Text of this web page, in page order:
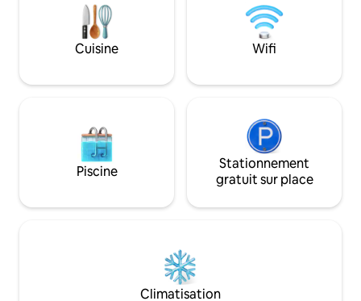
d'une douche en marbre pour
2 personnes, d'une terrasse avant privée
avec des sièges pour 4 personnes, d'un
spa Solana pour 2 personnes. Parfait
enfants. Peint récemment en bleu des
pieds de façade
votre propre
de nos capitaines
chercher ! Que ce soit en ville ou en vous
allez adorer cet
Cuisine Wifi
Piscine
Stationnement
gratuit sur place
Climatisation